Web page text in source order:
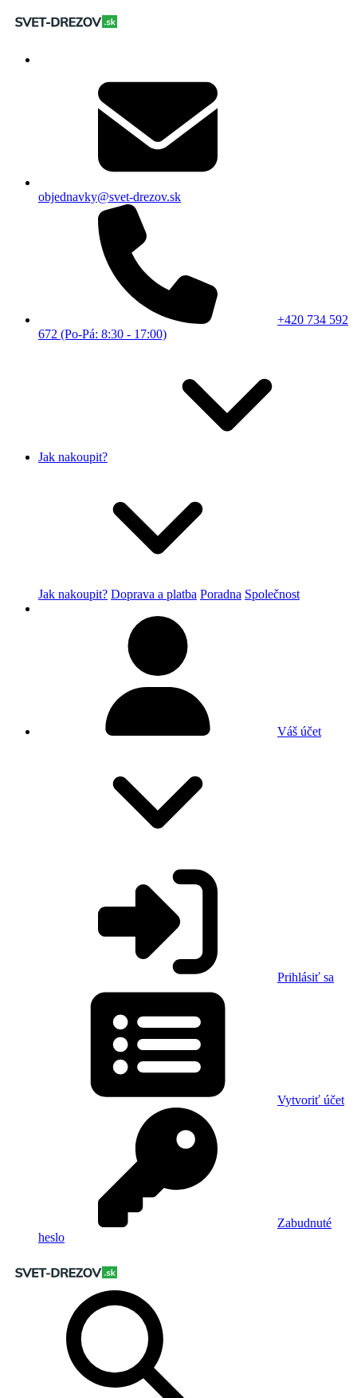
objednavky@svet-drezov.sk
+420 734 592
672 (Po-Pá: 8:30 - 17:00)
Jak nakoupit?
Jak nakoupit? Doprava a platba Poradna Společnost
Váš účet
Prihlásiť sa
Vytvoriť účet
Zabudnuté
heslo